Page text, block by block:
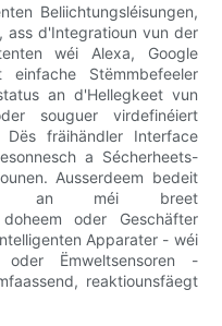
Beliichtungsléisungen,
ass d'Integratioun vun der
wéi Alexa, Google
Stëmmbefeeler
an d'Hellegkeet vun
souguer virdefinéiert
fräihändler Interface
a Sécherheets-
Ausserdeem bedeit
an méi breet
oder Geschäfter
Apparater - wéi
oder Ëmweltsensoren -
reaktiounsfäegt